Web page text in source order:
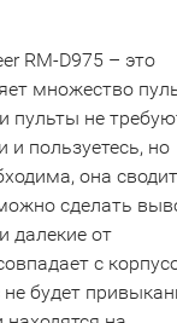
RM-D975 – это
множество
пульты не
и пользуетесь, но
она
сделать
далекие от
с
будет